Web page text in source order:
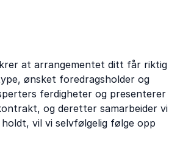
at arrangementet ditt får riktig
ønsket foredragsholder og
ferdigheter og presenterer
og deretter samarbeider vi
vil vi selvfølgelig følge opp